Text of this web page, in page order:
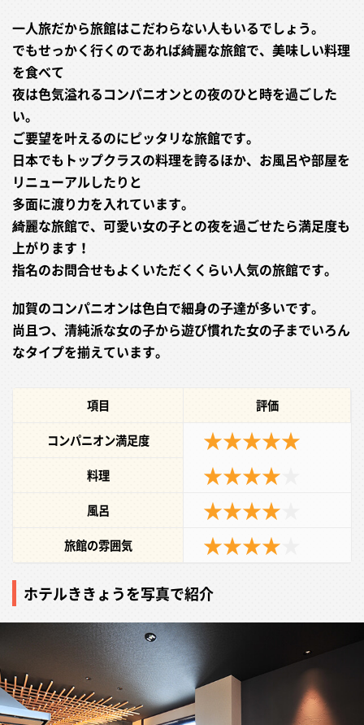
一人旅だから旅館はこだわらない人もいるでしょう。
でもせっかく行くのであれば綺麗な旅館で、美味しい料理
を食べて
夜は色気溢れるコンパニオンとの夜のひと時を過ごした
い。
ご要望を叶えるのにピッタリな旅館です。
日本でもトップクラスの料理を誇るほか、お風呂や部屋を
リニューアルしたりと
多面に渡り力を入れています。
綺麗な旅館で、可愛い女の子との夜を過ごせたら満足度も
上がります！
指名のお問合せもよくいただくくらい人気の旅館です。
加賀のコンパニオンは色白で細身の子達が多いです。
尚且つ、清純派な女の子から遊び慣れた女の子までいろん
なタイプを揃えています。
項目
評価
コンパニオン満足度
★★★★★
料理 ★★★★
風呂 ★★★★
旅館の雰囲気 ★★★★
ホテルききょうを写真で紹介